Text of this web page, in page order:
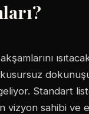
Standart
vizyon sahibi ve